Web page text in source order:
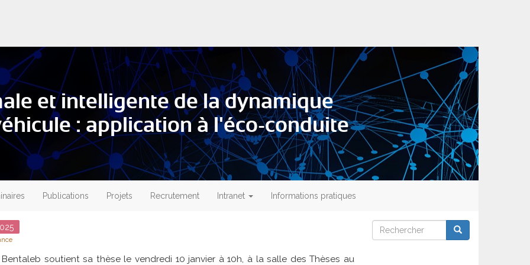
et intelligente de la dynamique
: application à l'éco-conduite
Publications Projets Recrutement Intranet Informations pratiques
Bentaleb soutient sa thèse le vendredi 10 janvier à 10h, à la salle des Thèses au
Rechercher
Rechercher Rechercher